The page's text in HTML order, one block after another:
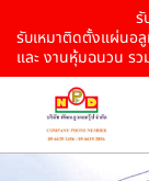
รั
รับเหมาติดตั้งแผ่นอ
และ งานหุ้มฉนวน ร